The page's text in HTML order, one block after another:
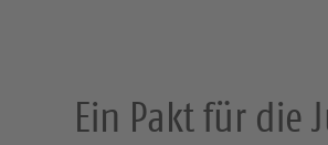
Ein Pakt für die